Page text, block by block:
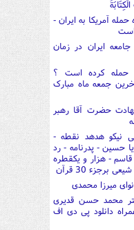
آمریکا به ایران -
ایران در زمان
حمله کرده است ؟
قدس آخرین جمعه ماه مبارک
حضرت آقا رهبر
نیکو هدهد نقطه -
حسین - پدرنامه - رد
- هزار و یکقطره
30 قرآن
میرزا محمدی
محمد حسن قدیری
دانلود پی دی اف